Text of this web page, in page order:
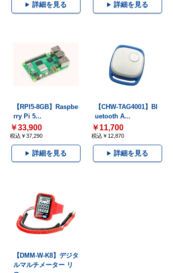
詳細を見る 詳細を見る
【RPI5-8GB】Raspbe
rry Pi 5...
￥33,900
税込￥37,290
詳細を見る
【CHW-TAG4001】Bl
uetooth A...
￥11,700
税込￥12,870
詳細を見る
【DMM-W-K8】デジタ
ルマルチメーター リ